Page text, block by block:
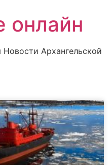
онлайн
Архангельской